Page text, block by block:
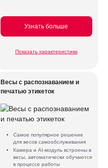
Узнать больше
Показать характеристики
Весы с распознаванием и
печатью этикеток
Самое популярное решение
для весов самообслуживания
Камера и AI-модуль встроены в
весы, автоматически обучаются
в процессе работы